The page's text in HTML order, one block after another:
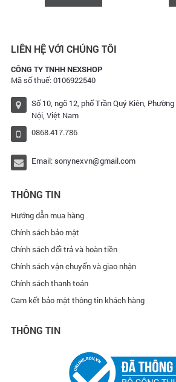
LIÊN HỆ VỚI CHÚNG TÔI
CÔNG TY TNHH NEXSHOP
Mã số thuế: 0106922540
Số 10, ngõ 12, phố Trần Quý Kiên,
Nội, Việt Nam
0868.417.786
Email:sonynexvn@gmail.com
THÔNG TIN
Hướng dẫn mua hàng
Chính sách bảo mật
Chính sách đổi trả và hoàn tiền
Chính sách vận chuyển và giao nhận
Chính sách thanh toán
Cam kết bảo mật thông tin khách hàng
THÔNG TIN